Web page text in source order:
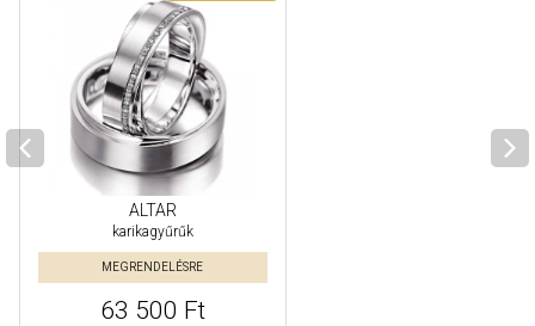
ALTAR
karikagyűrűk
MEGRENDELÉSRE
63 500 Ft